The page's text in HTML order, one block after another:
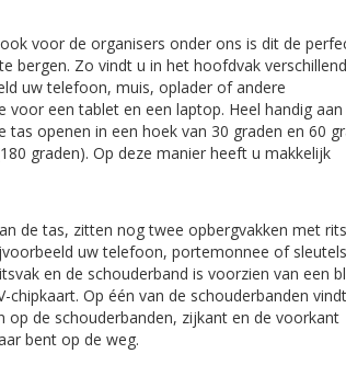
voor de organisers onder ons is dit de
bergen. Zo vindt u in het hoofdvak
uw telefoon, muis, oplader of andere
een tablet en een laptop. Heel handig aan
openen in een hoek van 30 graden en 60
graden). Op deze manier heeft u makkelijk
de tas, zitten nog twee opbergvakken met
uw telefoon, portemonnee of
en de schouderband is voorzien van een
Op één van de schouderbanden
de schouderbanden, zijkant en de voorkant
bent op de weg.